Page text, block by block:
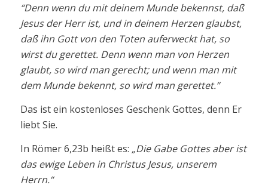
“Denn wenn du mit deinem Munde bekennst, daß
Jesus der Herr ist, und in deinem Herzen glaubst,
daß ihn Gott von den Toten auferweckt hat, so
wirst du gerettet. Denn wenn man von Herzen
glaubt, so wird man gerecht; und wenn man mit
dem Munde bekennt, so wird man gerettet.”
Das ist ein kostenloses Geschenk Gottes, denn Er
liebt Sie.
In Römer 6,23b heißt es: „Die Gabe Gottes aber ist
das ewige Leben in Christus Jesus, unserem
Herrn.“